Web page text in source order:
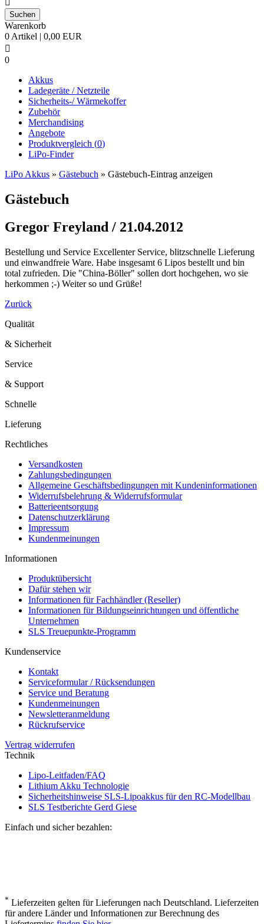

Warenkorb
0 Artikel | 0,00 EUR

0
Akkus
Ladegeräte / Netzteile
Sicherheits-/ Wärmekoffer
Zubehör
Merchandising
Angebote
Produktvergleich (0)
LiPo-Finder
LiPo Akkus » Gästebuch » Gästebuch-Eintrag anzeigen
Gästebuch
Gregor Freyland / 21.04.2012
Bestellung und Service Excellenter Service, blitzschnelle Lieferung
und einwandfreie Ware. Habe insgesamt 6 Lipos bestellt und bin
total zufrieden. Die "China-Böller" sollen dort hochgehen, wo sie
herkommen ;-) Weiter so und Grüße!
Zurück
Qualität
& Sicherheit
Service
& Support
Schnelle
Lieferung
Rechtliches
Versandkosten
Zahlungsbedingungen
Allgemeine Geschäftsbedingungen mit Kundeninformationen
Widerrufsbelehrung & Widerrufsformular
Batterieentsorgung
Datenschutzerklärung
Impressum
Kundenmeinungen
Informationen
Produktübersicht
Dafür stehen wir
Informationen für Fachhändler (Reseller)
Informationen für Bildungseinrichtungen und öffentliche
Unternehmen
SLS Treuepunkte-Programm
Kundenservice
Kontakt
Serviceformular / Rücksendungen
Service und Beratung
Kundenmeinungen
Newsletteranmeldung
Rückrufservice
Vertrag widerrufen
Technik
Lipo-Leitfaden/FAQ
Lithium Akku Technologie
Sicherheitshinweise SLS-Lipoakkus für den RC-Modellbau
SLS Testberichte Gerd Giese
Einfach und sicher bezahlen:
* Lieferzeiten gelten für Lieferungen nach Deutschland. Lieferzeiten
für andere Länder und Informationen zur Berechnung des